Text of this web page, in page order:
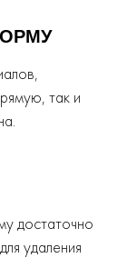
так и
достаточно
удаления